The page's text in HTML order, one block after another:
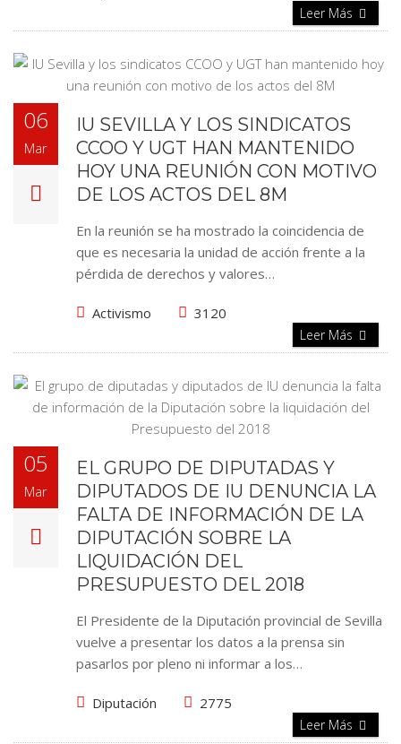
Leer Más
06
Mar
IU SEVILLA Y LOS SINDICATOS
CCOO Y UGT HAN MANTENIDO
HOY UNA REUNIÓN CON MOTIVO
DE LOS ACTOS DEL 8M
En la reunión se ha mostrado la coincidencia de
que es necesaria la unidad de acción frente a la
pérdida de derechos y valores…
Activismo 3120
Leer Más
05
Mar
EL GRUPO DE DIPUTADAS Y
DIPUTADOS DE IU DENUNCIA LA
FALTA DE INFORMACIÓN DE LA
DIPUTACIÓN SOBRE LA
LIQUIDACIÓN DEL
PRESUPUESTO DEL 2018
El Presidente de la Diputación provincial de Sevilla
vuelve a presentar los datos a la prensa sin
pasarlos por pleno ni informar a los…
Diputación 2775
Leer Más